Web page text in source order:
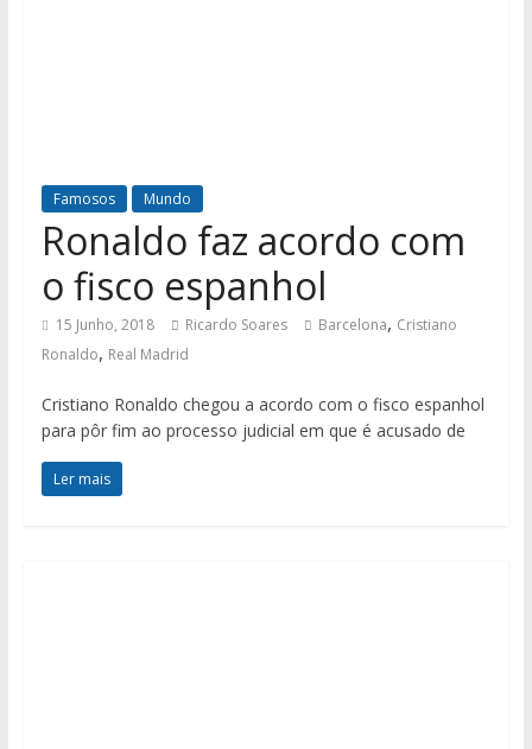
Famosos Mundo
Ronaldo faz acordo com
o fisco espanhol
15 Junho, 2018 Ricardo Soares Barcelona, Cristiano
Ronaldo, Real Madrid
Cristiano Ronaldo chegou a acordo com o fisco espanhol
para pôr fim ao processo judicial em que é acusado de
Ler mais